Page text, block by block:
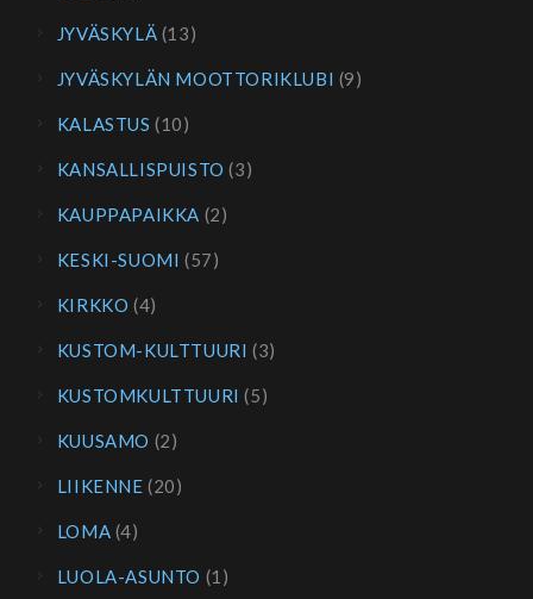
JYVÄSKYLÄ (13)
JYVÄSKYLÄN MOOTTORIKLUBI (9)
KALASTUS (10)
KANSALLISPUISTO (3)
KAUPPAPAIKKA (2)
KESKI-SUOMI (57)
KIRKKO (4)
KUSTOM-KULTTUURI (3)
KUSTOMKULTTUURI (5)
KUUSAMO (2)
LIIKENNE (20)
LOMA (4)
LUOLA-ASUNTO (1)